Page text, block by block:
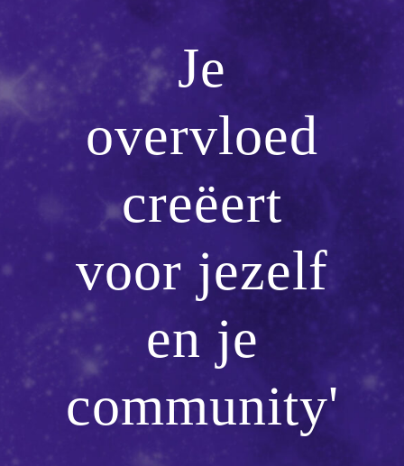
Je
overvloed
creëert
voor jezelf
en je
community'